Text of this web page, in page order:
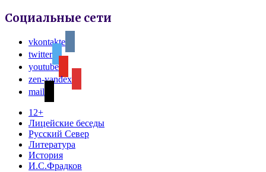
Социальные сети
vkontakte
twitter
youtube
zen-yandex
mail
12+
Лицейские беседы
Русский Север
Литература
История
И.С.Фрадков